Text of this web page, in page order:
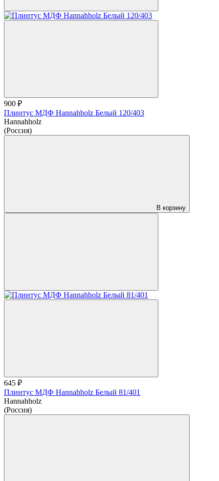
900 ₽
Плинтус МДФ Hannahholz Белый 120/403
Hannahholz
(Россия)
В корзину
645 ₽
Плинтус МДФ Hannahholz Белый 81/401
Hannahholz
(Россия)